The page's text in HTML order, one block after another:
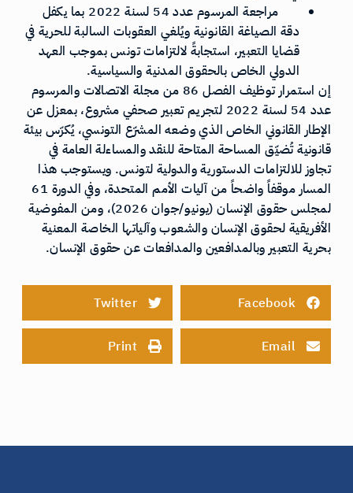
مراجعة المرسوم عدد 54 لسنة 2022 بما يكفل
دقة الصياغة القانونية ويُلغي العقوبات السالبة للحرية في
قضايا التعبير، استجابةً لالتزامات تونس بموجب العهد
الدولي الخاص بالحقوق المدنية والسياسية.
إن استمرار توظيف الفصل 86 من مجلة الاتصالات والمرسوم
عدد 54 لسنة 2022 لتجريم تعبير صحفي مشروع، بمعزل عن
الإطار القانوني الخاص الذي وضعه المشرّع التونسي، يُكرّس بيئة
قانونية تُضيّق المساحة المتاحة للنقد والمساءلة العامة في
تجاوز للالتزامات الدستورية والدولية لتونس. ويستوجب هذا
المسار موقفاً واضحاً من آليات الأمم المتحدة، وفي الدورة 61
لمجلس حقوق الإنسان (يونيو/جوان 2026)، ومن المفوضية
الأفريقية لحقوق الإنسان والشعوب وآلياتها الخاصة المعنية
بحرية التعبير وبالمدافعين والمدافعات عن حقوق الإنسان.
Facebook
Twitter
Email
Print